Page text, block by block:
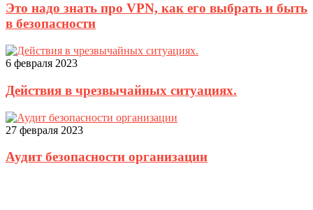
Это надо знать про VPN, как его выбрать и быть
в безопасности
6 февраля 2023
Действия в чрезвычайных ситуациях.
27 февраля 2023
Аудит безопасности организации